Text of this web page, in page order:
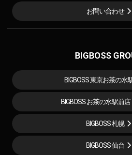
お問い合わせ
BIGBOSS
BIGBOSS 東京お茶の水
BIGBOSS お茶の水駅前
BIGBOSS 札幌
BIGBOSS 仙台